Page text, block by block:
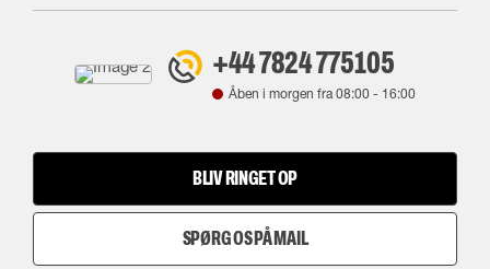
+44 7824 775105
Åben i morgen fra08:00 - 16:00
BLIV RINGET OP
SPØRG OS PÅ MAIL